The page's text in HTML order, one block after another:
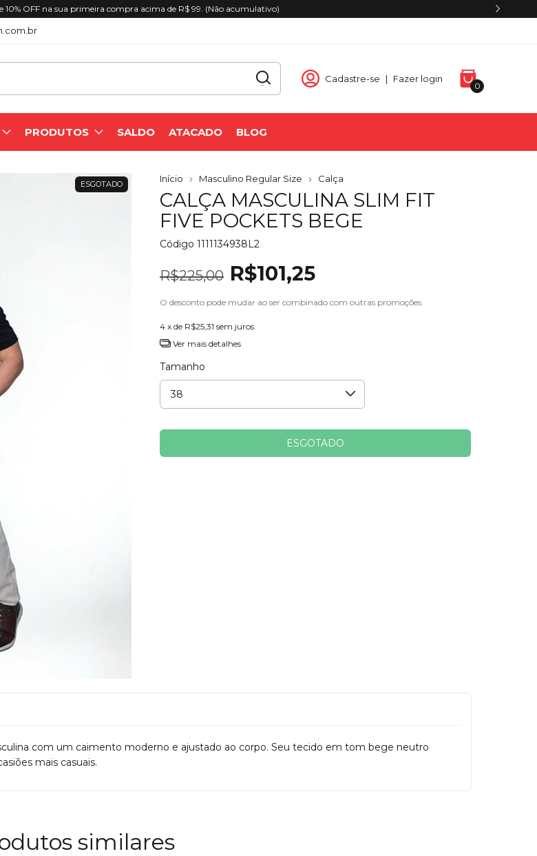
10% OFF na sua primeira compra acima de R$ 99. (Não acumulativo)
Cadastre-se | Fazer login
0
PRODUTOS SALDO ATACADO BLOG
ESGOTADO Início Masculino Regular Size Calça
CALÇA MASCULINA SLIM FIT
FIVE POCKETS BEGE
Código 1111134938L2
R$225,00 R$101,25
O desconto pode mudar ao ser combinado com outras promoções.
4 x de R$25,31 sem juros
Ver mais detalhes
Tamanho
com um caimento moderno e ajustado ao corpo. Seu tecido em tom bege neutro
mais casuais.
similares